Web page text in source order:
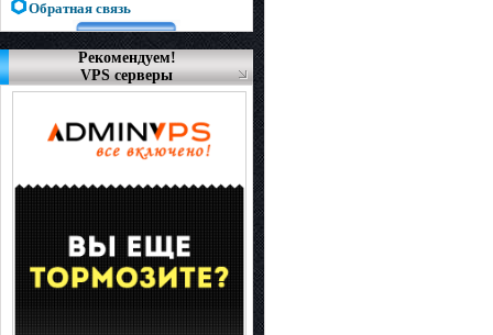
Обратная связь
Рекомендуем!
VPS серверы